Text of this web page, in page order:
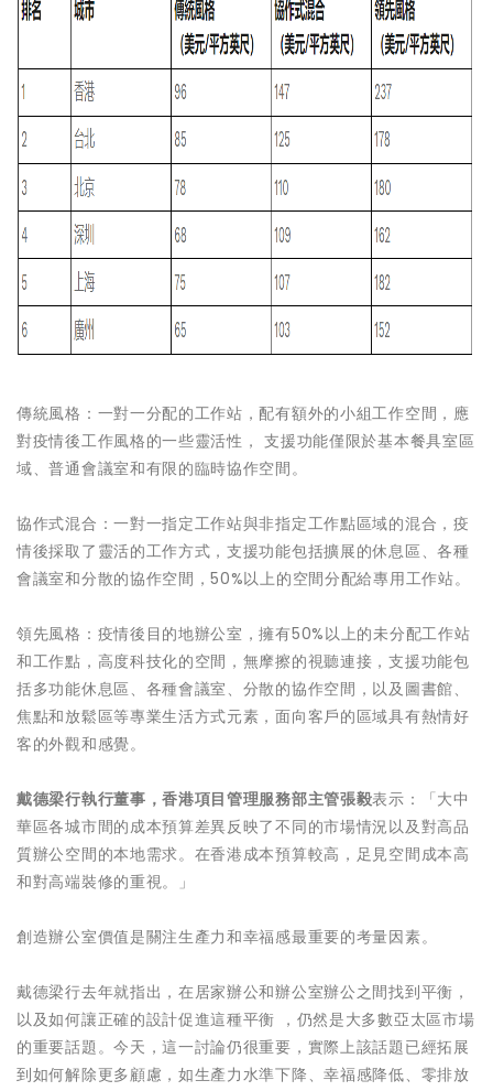
傳統風格：一對一分配的工作站，配有額外的小組工作空間，應
對疫情後工作風格的一些靈活性， 支援功能僅限於基本餐具室區
域、普通會議室和有限的臨時協作空間。
協作式混合：一對一指定工作站與非指定工作點區域的混合，疫
情後採取了靈活的工作方式，支援功能包括擴展的休息區、各種
會議室和分散的協作空間，50%以上的空間分配給專用工作站。
領先風格：疫情後目的地辦公室，擁有50%以上的未分配工作站
和工作點，高度科技化的空間，無摩擦的視聽連接，支援功能包
括多功能休息區、各種會議室、分散的協作空間，以及圖書館、
焦點和放鬆區等專業生活方式元素，面向客戶的區域具有熱情好
客的外觀和感覺。
戴德梁行執行董事，香港項目管理服務部主管張毅表示：「大中
華區各城市間的成本預算差異反映了不同的市場情況以及對高品
質辦公空間的本地需求。在香港成本預算較高，足見空間成本高
和對高端裝修的重視。」
創造辦公室價值是關注生產力和幸福感最重要的考量因素。
戴德梁行去年就指出，在居家辦公和辦公室辦公之間找到平衡，
以及如何讓正確的設計促進這種平衡 ，仍然是大多數亞太區市場
的重要話題。今天，這一討論仍很重要，實際上該話題已經拓展
到如何解除更多顧慮，如生產力水準下降、幸福感降低、零排放